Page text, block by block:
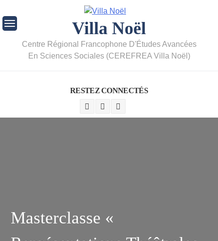
Villa Noël
Centre Régional Francophone D'Études Avancées
En Sciences Sociales (CEREFREA Villa Noël)
RESTEZ CONNECTÉS
Masterclasse «